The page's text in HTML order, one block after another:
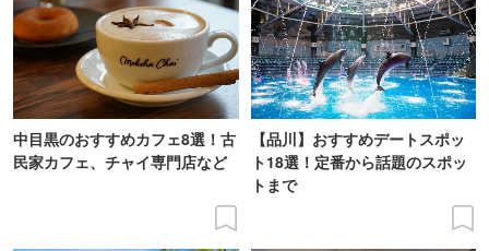
中目黒のおすすめカフェ8選！古
民家カフェ、チャイ専門店など
【品川】おすすめデートスポッ
ト18選！定番から話題のスポッ
トまで